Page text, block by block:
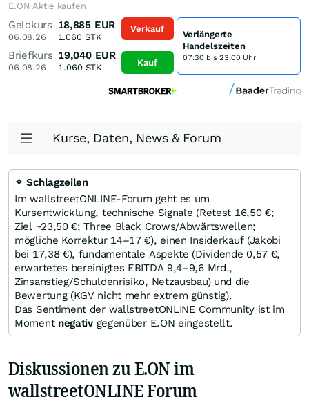
E.ON Aktie kaufen
Geldkurs
06.08.26
18,885 EUR
1.060STK
Briefkurs
06.08.26
19,040 EUR
1.060STK
Verkauf
Kauf
Verlängerte
Handelszeiten
07:30 bis 23:00 Uhr
Kurse, Daten, News & Forum
✧ Schlagzeilen
Im wallstreetONLINE-Forum geht es um
Kursentwicklung, technische Signale (Retest 16,50 €;
Ziel ~23,50 €; Three Black Crows/Abwärtswellen;
mögliche Korrektur 14–17 €), einen Insiderkauf (Jakobi
bei 17,38 €), fundamentale Aspekte (Dividende 0,57 €,
erwartetes bereinigtes EBITDA 9,4–9,6 Mrd.,
Zinsanstieg/Schuldenrisiko, Netzausbau) und die
Bewertung (KGV nicht mehr extrem günstig).
Das Sentiment der wallstreetONLINE Community ist im
Moment negativgegenüber E.ON eingestellt.
Diskussionen zu E.ON im
wallstreetONLINE Forum